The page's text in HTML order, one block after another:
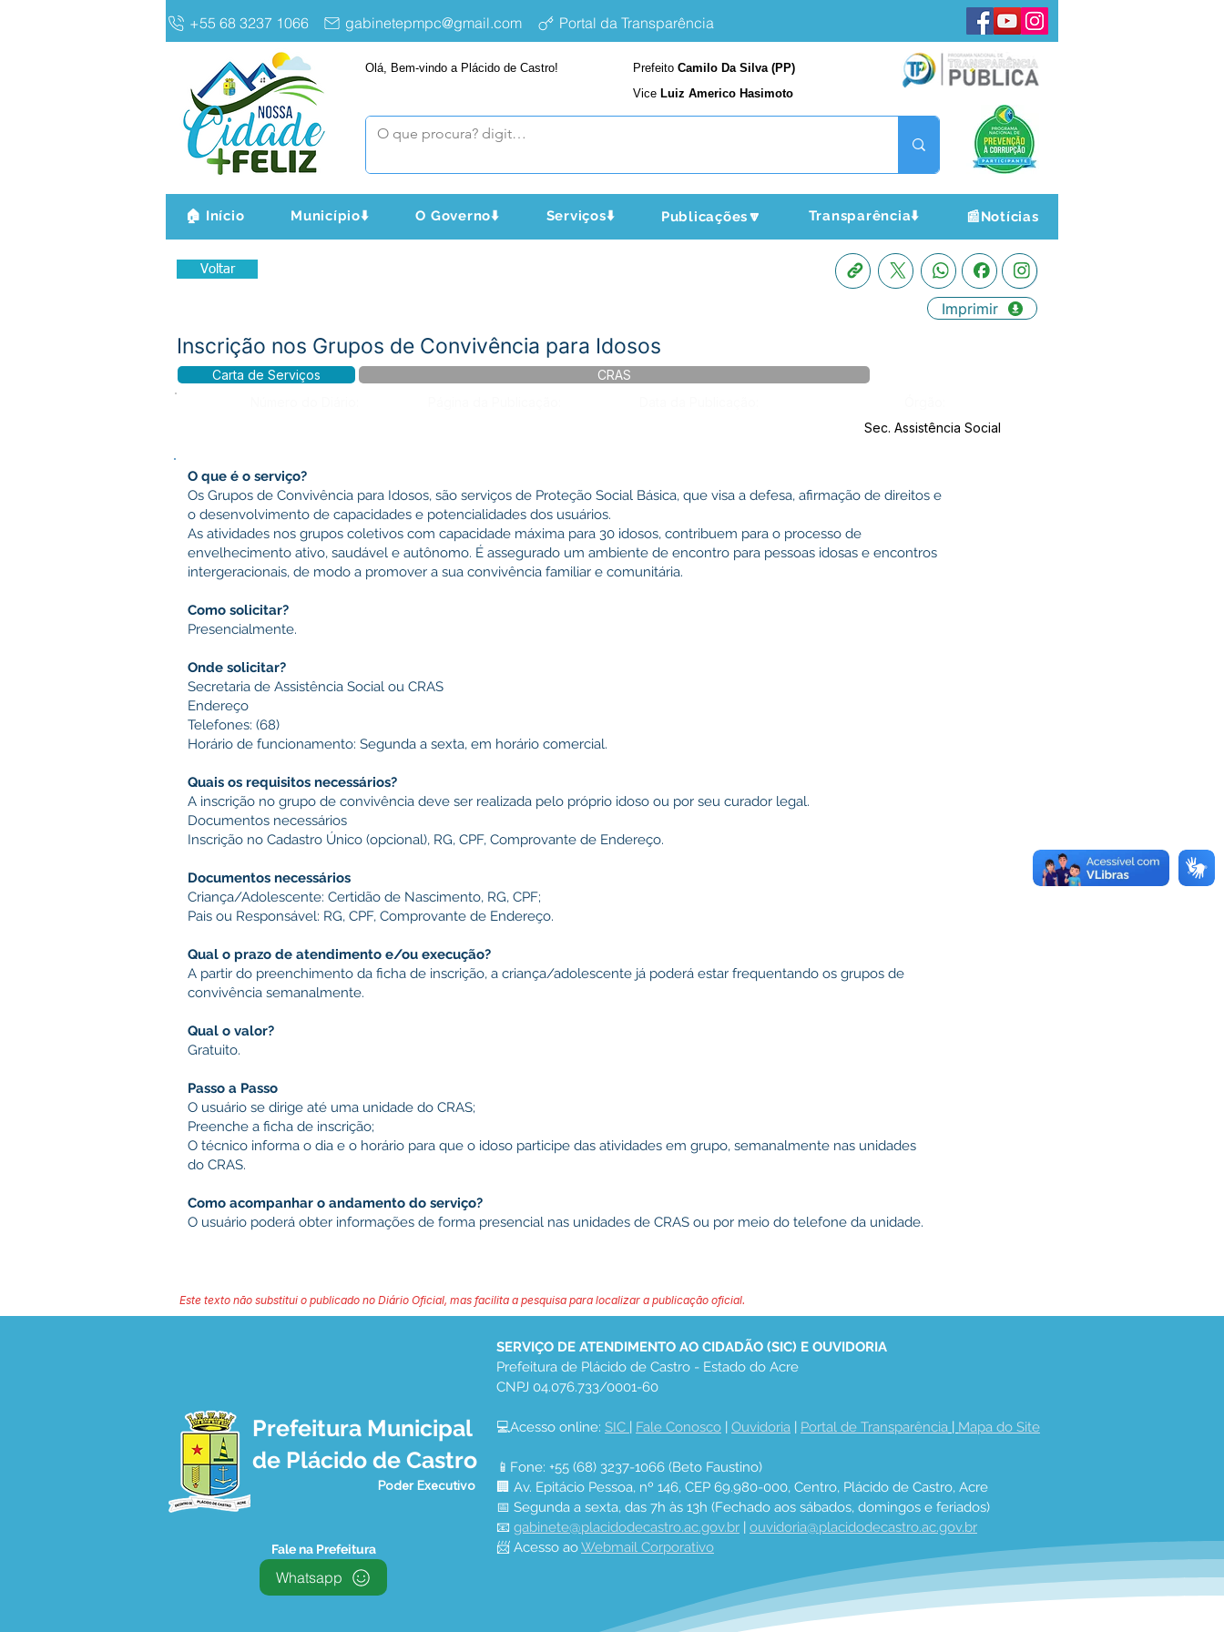
+55 68 3237 1066 gabinetepmpc@gmail.com Portal da Transparência
Olá, Bem-vindo a Plácido de Castro! Prefeito Camilo Da Silva (PP)
Vice Luiz Americo Hasimoto
🏠 Início Município⬇️ O Governo⬇️ Serviços⬇️ Publicações🔽 Transparência⬇️ 📰Notícias
Voltar
Imprimir
Inscrição nos Grupos de Convivência para Idosos
Carta de Serviços
CRAS
Sec. Assistência Social
O que é o serviço?
Os Grupos de Convivência para Idosos, são serviços de Proteção Social Básica, que visa a defesa, afirmação de direitos e
o desenvolvimento de capacidades e potencialidades dos usuários.
As atividades nos grupos coletivos com capacidade máxima para 30 idosos, contribuem para o processo de
envelhecimento ativo, saudável e autônomo. É assegurado um ambiente de encontro para pessoas idosas e encontros
intergeracionais, de modo a promover a sua convivência familiar e comunitária.
Como solicitar?
Presencialmente.
Onde solicitar?
Secretaria de Assistência Social ou CRAS
Endereço
Telefones: (68)
Horário de funcionamento: Segunda a sexta, em horário comercial.
Quais os requisitos necessários?
A inscrição no grupo de convivência deve ser realizada pelo próprio idoso ou por seu curador legal.
Documentos necessários
Inscrição no Cadastro Único (opcional), RG, CPF, Comprovante de Endereço.
Documentos necessários
Criança/Adolescente: Certidão de Nascimento, RG, CPF;
Pais ou Responsável: RG, CPF, Comprovante de Endereço.
Qual o prazo de atendimento e/ou execução?
A partir do preenchimento da ficha de inscrição, a criança/adolescente já poderá estar frequentando os grupos de
convivência semanalmente.
Qual o valor?
Gratuito.
Passo a Passo
O usuário se dirige até uma unidade do CRAS;
Preenche a ficha de inscrição;
O técnico informa o dia e o horário para que o idoso participe das atividades em grupo, semanalmente nas unidades
do CRAS.
Como acompanhar o andamento do serviço?
O usuário poderá obter informações de forma presencial nas unidades de CRAS ou por meio do telefone da unidade.
Este texto não substitui o publicado no Diário Oficial, mas facilita a pesquisa para localizar a publicação oficial.
Prefeitura Municipal
de Plácido de Castro
Poder Executivo
Fale na Prefeitura
Whatsapp
SERVIÇO DE ATENDIMENTO AO CIDADÃO (SIC) E OUVIDORIA
Prefeitura de Plácido de Castro - Estado do Acre
CNPJ 04.076.733/0001-60
💻Acesso online: SIC | Fale Conosco | Ouvidoria | Portal de Transparência | Mapa do Site
📱Fone: +55 (68) 3237-1066 (Beto Faustino)
🏢 Av. Epitácio Pessoa, nº 146, CEP 69.980-000, Centro, Plácido de Castro, Acre
📅 Segunda a sexta, das 7h às 13h (Fechado aos sábados, domingos e feriados)
📧 gabinete@placidodecastro.ac.gov.br | ouvidoria@placidodecastro.ac.gov.br
📨 Acesso ao Webmail Corporativo